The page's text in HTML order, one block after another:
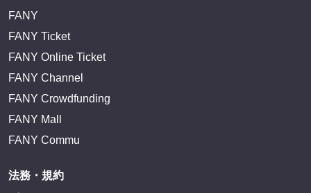
FANY
FANY Ticket
FANY Online Ticket
FANY Channel
FANY Crowdfunding
FANY Mall
FANY Commu
法務・規約